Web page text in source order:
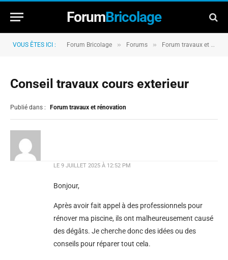
ForumBricolage
VOUS ÊTES ICI : Forum Bricolage » Forums » Forum travaux et rénovation
Conseil travaux cours exterieur
Publié dans : Forum travaux et rénovation
LE 9 JUILLET 2025 À 12:52 PM
Bonjour,
Après avoir fait appel à des professionnels pour
rénover ma piscine, ils ont malheureusement causé
des dégâts. Je cherche donc des idées ou des
conseils pour réparer tout cela.